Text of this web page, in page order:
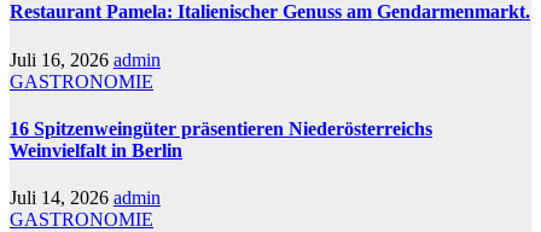
Restaurant Pamela: Italienischer Genuss am Gendarmenmarkt.
Juli 16, 2026 admin
GASTRONOMIE
16 Spitzenweingüter präsentieren Niederösterreichs
Weinvielfalt in Berlin
Juli 14, 2026 admin
GASTRONOMIE